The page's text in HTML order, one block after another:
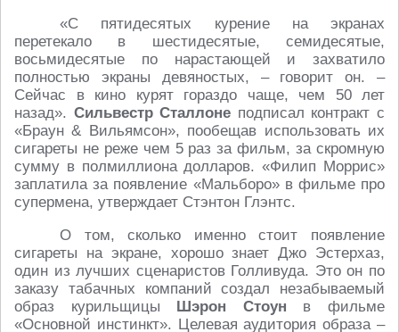
«С пятидесятых курение на экранах
перетекало в шестидесятые, семидесятые,
восьмидесятые по нарастающей и захватило
полностью экраны девяностых, – говорит он. –
Сейчас в кино курят гораздо чаще, чем 50 лет
назад». Сильвестр Сталлоне подписал контракт с
«Браун & Вильямсон», пообещав использовать их
сигареты не реже чем 5 раз за фильм, за скромную
сумму в полмиллиона долларов. «Филип Моррис»
заплатила за появление «Мальборо» в фильме про
супермена, утверждает Стэнтон Глэнтс.
О том, сколько именно стоит появление
сигареты на экране, хорошо знает Джо Эстерхаз,
один из лучших сценаристов Голливуда. Это он по
заказу табачных компаний создал незабываемый
образ курильщицы Шэрон Стоун в фильме
«Основной инстинкт». Целевая аудитория образа –